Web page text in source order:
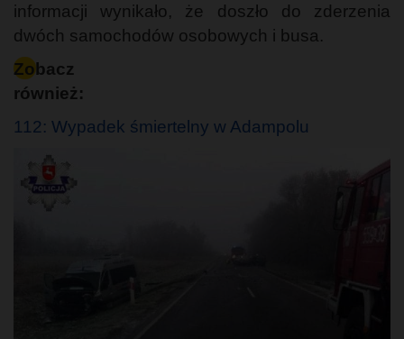
informacji wynikało, że doszło do zderzenia
dwóch samochodów osobowych i busa.
Zobacz
również:
112: Wypadek śmiertelny w Adampolu